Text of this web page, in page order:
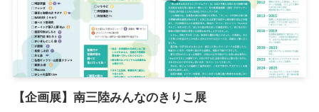
【企画展】南三陸みんなのきりこ展